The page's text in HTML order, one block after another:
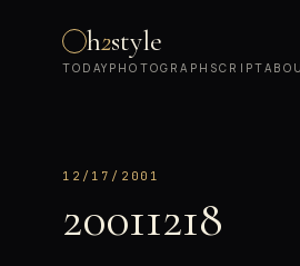
h2style
TODAY PHOTOGRAPH SCRIPT
12/17/2001
20011218